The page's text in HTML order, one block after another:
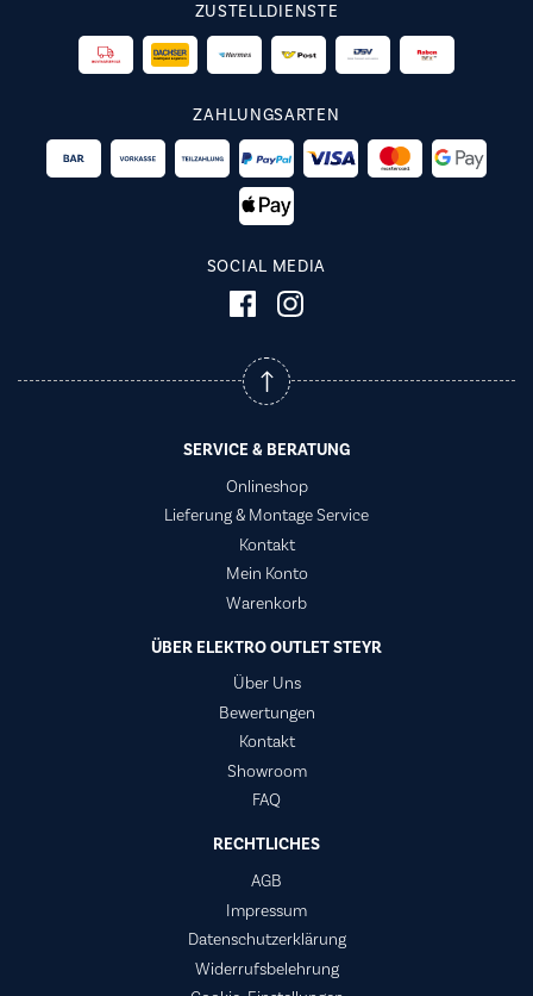
ZUSTELLDIENSTE
ZAHLUNGSARTEN
SOCIAL MEDIA
SERVICE & BERATUNG
Onlineshop
Lieferung & Montage Service
Kontakt
Mein Konto
Warenkorb
ÜBER ELEKTRO OUTLET STEYR
Über Uns
Bewertungen
Kontakt
Showroom
FAQ
RECHTLICHES
AGB
Impressum
Datenschutzerklärung
Widerrufsbelehrung